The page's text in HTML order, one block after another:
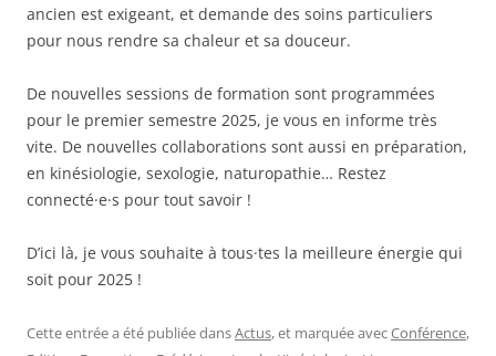
ancien est exigeant, et demande des soins particuliers
pour nous rendre sa chaleur et sa douceur.
De nouvelles sessions de formation sont programmées
pour le premier semestre 2025, je vous en informe très
vite. De nouvelles collaborations sont aussi en préparation,
en kinésiologie, sexologie, naturopathie… Restez
connecté·e·s pour tout savoir !
D’ici là, je vous souhaite à tous·tes la meilleure énergie qui
soit pour 2025 !
Cette entrée a été publiée dansActus, et marquée avecConférence,